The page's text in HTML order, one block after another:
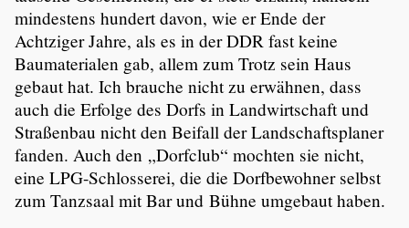
mindes­tens hundert davon, wie er Ende der
Achtziger Jahre, als es in der DDR fast keine
Bauma­te­rialen gab, allem zum Trotz sein Haus
gebaut hat. Ich brauche nicht zu erwähnen, dass
auch die Erfolge des Dorfs in Landwirt­schaft und
Straßenbau nicht den Beifall der Landschafts­planer
fanden. Auch den „Dorfclub“ mochten sie nicht,
eine LPG-Schlosserei, die die Dorfbe­wohner selbst
zum Tanzsaal mit Bar und Bühne umgebaut haben.